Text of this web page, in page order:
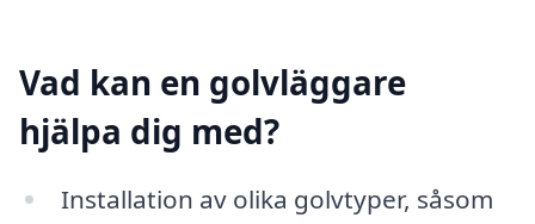
Vad kan en golvläggare
hjälpa dig med?
Installation av olika golvtyper, såsom